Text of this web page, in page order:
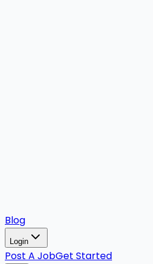
Blog
Login
Post A JobGet Started